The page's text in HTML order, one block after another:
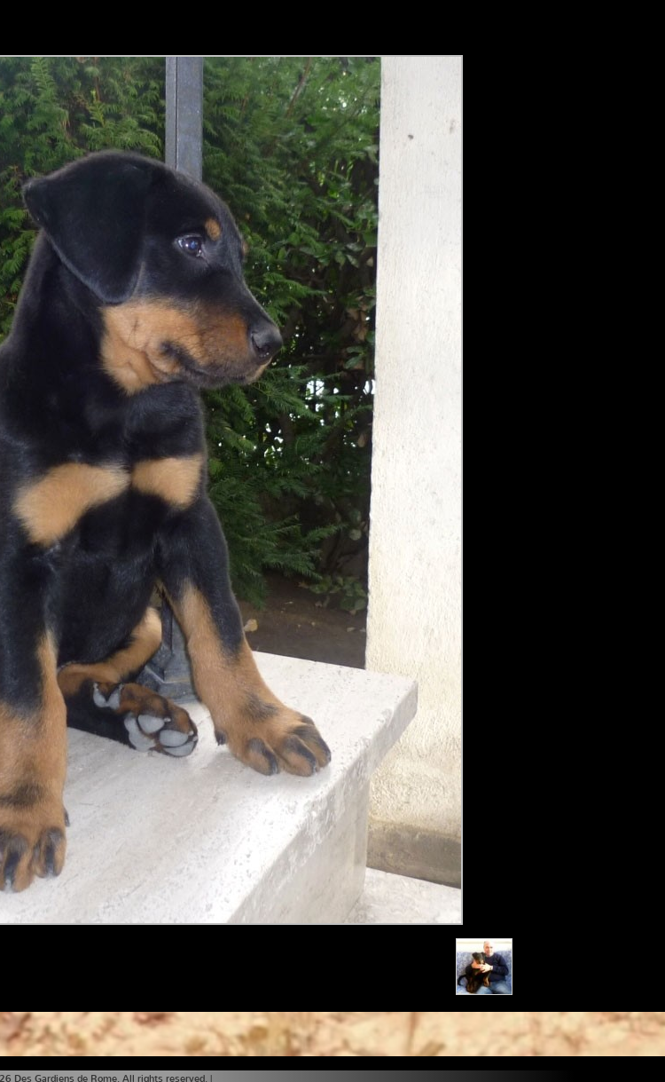
Des Gardiens de Rome. All rights reserved. |